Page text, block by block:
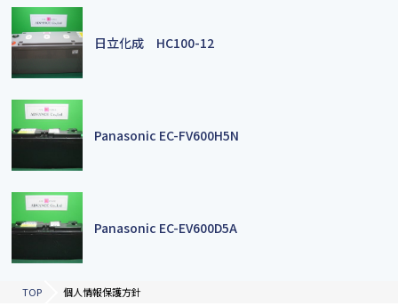
日立化成 HC100-12
Panasonic EC-FV600H5N
Panasonic EC-EV600D5A
TOP 個人情報保護方針